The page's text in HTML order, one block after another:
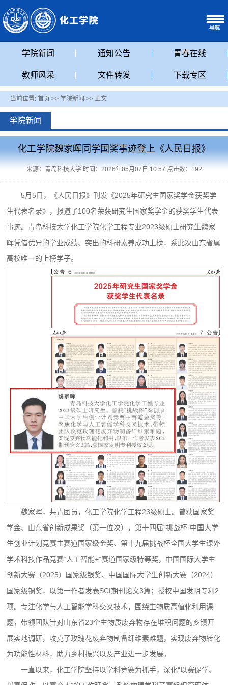
学院新闻 通知公告 青春在线
教师风采 文件转发 下载专区
当前位置: 首页 >> 学院新闻 >> 正文
学院新闻
化工学院魏家晖同学国奖事迹登上《人民日报》
来源：青岛科技大学 时间：2026年05月07日 10:57 点击数： 192
5月5日，《人民日报》刊发《2025年研究生国家奖学金获奖学
生代表名录》，报道了100名荣获研究生国家奖学金的获奖学生代表
事迹。青岛科技大学化工学院化学工程专业2023级硕士研究生魏家
晖凭借优异的学业成绩、突出的科研素养成功上榜，系此次山东省属
高校唯一的上榜学子。
魏家晖，共青团员，化工学院化学工程23级硕士。曾获国家奖
学金、山东省创新成果奖（第一位次），第十四届“挑战杯”中国大学
生创业计划竞赛主赛道国家级金奖、第十九届挑战杯全国大学生课外
学术科技作品竞赛“人工智能+”赛道国家级特等奖，中国国际大学生
创新大赛（2025）国家级银奖、中国国际大学生创新大赛（2024）
国家级铜奖，以第一作者发表SCI期刊论文3篇；授权中国发明专利2
项。专注化学与人工智能学科交叉技术，围绕生物质高值化利用课
题，带领团队针对山东省23个生物质废弃物存在堆积问题的乡镇开
展实地调研，攻克了玫瑰花废弃物制备纤维素难题，实现废弃物转化
为功能性材料，助力乡村振兴以及产业进一步发展。
一直以来，化工学院坚持以学科竞赛为抓手，深化“以赛促学、